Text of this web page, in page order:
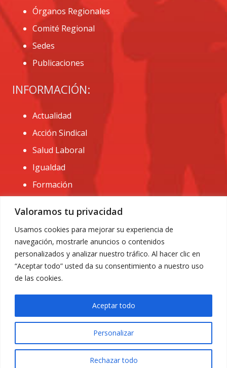
Valoramos tu privacidad
Usamos cookies para mejorar su experiencia de
navegación, mostrarle anuncios o contenidos
personalizados y analizar nuestro tráfico. Al hacer clic en
“Aceptar todo” usted da su consentimiento a nuestro uso
de las cookies.
Personalizar
Rechazar todo
Aceptar todo
Órganos Regionales
Comité Regional
Sedes
Publicaciones
INFORMACIÓN:
Actualidad
Acción Sindical
Salud Laboral
Igualdad
Formación
CONTACTO:
administracion@usomurcia.org
968 25 01 20
C/ Huerto de las bombas nº6. 30009 Murcia
Privacidad|
© 2018 Todos los derechos reservados. Diseño web
ACRILONIA